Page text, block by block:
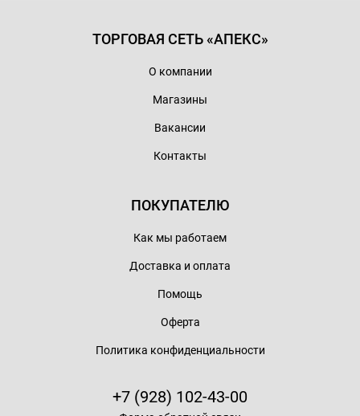
ТОРГОВАЯ СЕТЬ «АПЕКС»
О компании
Магазины
Вакансии
Контакты
ПОКУПАТЕЛЮ
Как мы работаем
Доставка и оплата
Помощь
Оферта
Политика конфиденциальности
+7 (928) 102-43-00